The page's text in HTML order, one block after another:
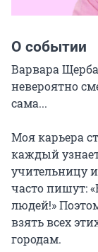
О событии
Варвара
невероятно
сама...
Моя карьера
каждый
учительницу
часто пишут:
людей!»
взять всех
городам.